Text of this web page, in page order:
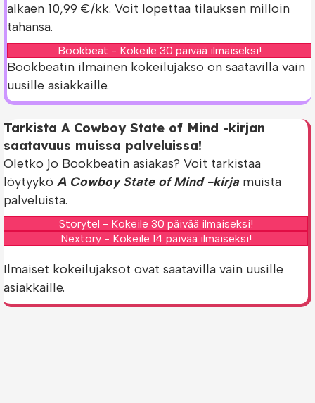
alkaen 10,99 €/kk. Voit lopettaa tilauksen milloin
tahansa.
Bookbeat - Kokeile 30 päivää ilmaiseksi!
Bookbeatin ilmainen kokeilujakso on saatavilla vain
uusille asiakkaille.
Tarkista A Cowboy State of Mind -kirjan
saatavuus muissa palveluissa!
Oletko jo Bookbeatin asiakas? Voit tarkistaa
löytyykö A Cowboy State of Mind -kirja muista
palveluista.
Storytel - Kokeile 30 päivää ilmaiseksi!
Nextory - Kokeile 14 päivää ilmaiseksi!
Ilmaiset kokeilujaksot ovat saatavilla vain uusille
asiakkaille.